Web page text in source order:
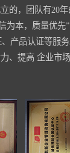
的，团队有20
为本，质量优先
产品认证等服
、提高 企业市